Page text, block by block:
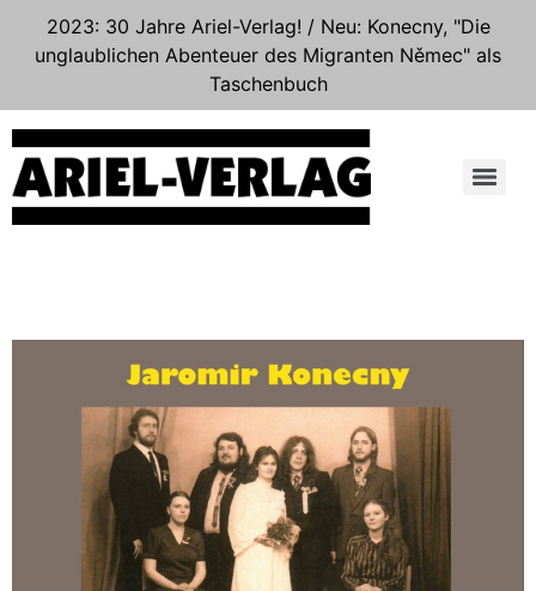
2023: 30 Jahre Ariel-Verlag! / Neu: Konecny, "Die
unglaublichen Abenteuer des Migranten Němec" als
Taschenbuch